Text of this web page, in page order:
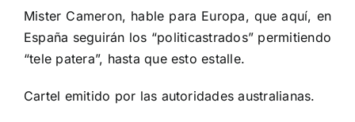
Mister Cameron, hable para Europa, que aquí, en
España seguirán los “politicastrados” permitiendo
“tele patera”, hasta que esto estalle.
Cartel emitido por las autoridades australianas.